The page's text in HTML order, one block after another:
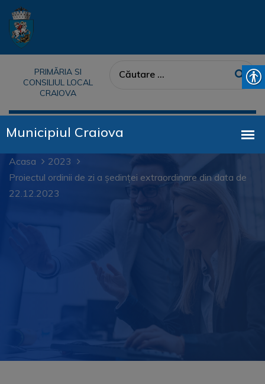
PRIMĂRIA SI
CONSILIUL LOCAL
CRAIOVA
Acasa
2023
Proiectul ordinii de zi a ședinței extraordinare din data de
22.12.2023